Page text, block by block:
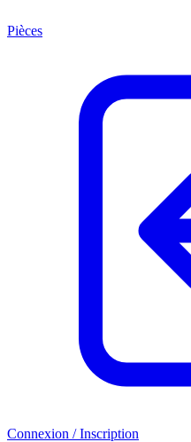
Pièces
Connexion / Inscription